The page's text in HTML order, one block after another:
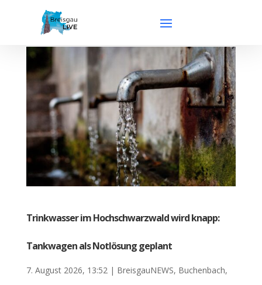
Trinkwasser im Hochschwarzwald wird knapp:
Tankwagen als Notlösung geplant
7. August 2026, 13:52| BreisgauNEWS, Buchenbach,